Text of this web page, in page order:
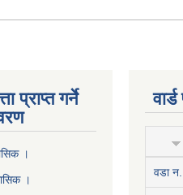
प्राप्त गर्ने
।
।
वडा